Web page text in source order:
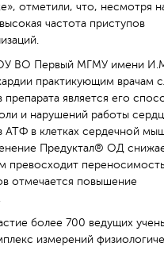
отметили, что, несмотря
частота приступов
ВО Первый МГМУ имени
практикующим врачам
является его
и нарушений работы
АТФ в клетках сердечной
Предуктал® ОД
превосходит переносимость
отмечается повышение
более 700 ведущих
измерений